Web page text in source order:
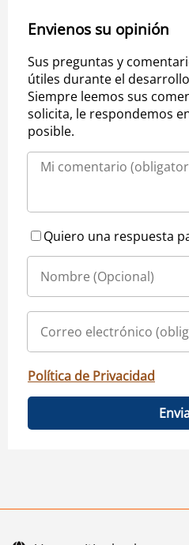
Envienos su opinión
Sus preguntas y
útiles durante el
Siempre leemos sus
solicita, le respondemos
posible.
Quiero una respuesta
Política de Privacidad